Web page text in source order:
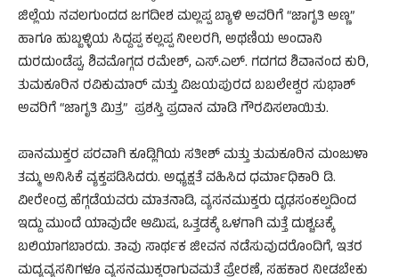
ಜಿಲ್ಲೆಯ ನವಲಗುಂದದ ಜಗದೀಶ ಮಲ್ಲಪ್ಪ ಬ್ಯಾಳಿ ಅವರಿಗೆ “ಜಾಗೃತಿ ಅಣ್ಣ”
ಹಾಗೂ ಹುಬ್ಬಳ್ಳಿಯ ಸಿದ್ದಪ್ಪ ಕಲ್ಲಪ್ಪ ನೀಲರಗಿ, ಅಥಣಿಯ ಅಂದಾನಿ
ದುರದುಂಡೆಪ್ಪ, ಶಿವಮೊಗ್ಗದ ರಮೇಶ್, ಎಸ್.ಎಲ್. ಗದಗದ ಶಿವಾನಂದ ಕುರಿ,
ತುಮಕೂರಿನ ರವಿಕುಮಾರ್ ಮತ್ತು ವಿಜಯಪುರದ ಬಬಲೇಶ್ವರ ಸುಭಾಶ್
ಅವರಿಗೆ “ಜಾಗೃತಿ ಮಿತ್ರ” ಪ್ರಶಸ್ತಿ ಪ್ರದಾನ ಮಾಡಿ ಗೌರವಿಸಲಾಯಿತು.
ಪಾನಮುಕ್ತರ ಪರವಾಗಿ ಕೂಡ್ಲಿಗಿಯ ಸತೀಶ್ ಮತ್ತು ತುಮಕೂರಿನ ಮಂಜುಳಾ
ತಮ್ಮ ಅನಿಸಿಕೆ ವ್ಯಕ್ತಪಡಿಸಿದರು. ಅಧ್ಯಕ್ಷತೆ ವಹಿಸಿದ ಧರ್ಮಾಧಿಕಾರಿ ಡಿ.
ವೀರೇಂದ್ರ ಹೆಗ್ಗಡೆಯವರು ಮಾತನಾಡಿ, ವ್ಯಸನಮುಕ್ತರು ದೃಢಸಂಕಲ್ಪದಿಂದ
ಇದ್ದು ಮುಂದೆ ಯಾವುದೇ ಆಮಿಷ, ಒತ್ತಡಕ್ಕೆ ಒಳಗಾಗಿ ಮತ್ತೆ ದುಶ್ಚಟಕ್ಕೆ
ಬಲಿಯಾಗಬಾರದು. ತಾವು ಸಾರ್ಥಕ ಜೀವನ ನಡೆಸುವುದರೊಂದಿಗೆ, ಇತರ
ಮದ್ಯವ್ಯಸನಿಗಳೂ ವ್ಯಸನಮುಕ್ತರಾಗುವಮತೆ ಪ್ರೇರಣೆ, ಸಹಕಾರ ನೀಡಬೇಕು